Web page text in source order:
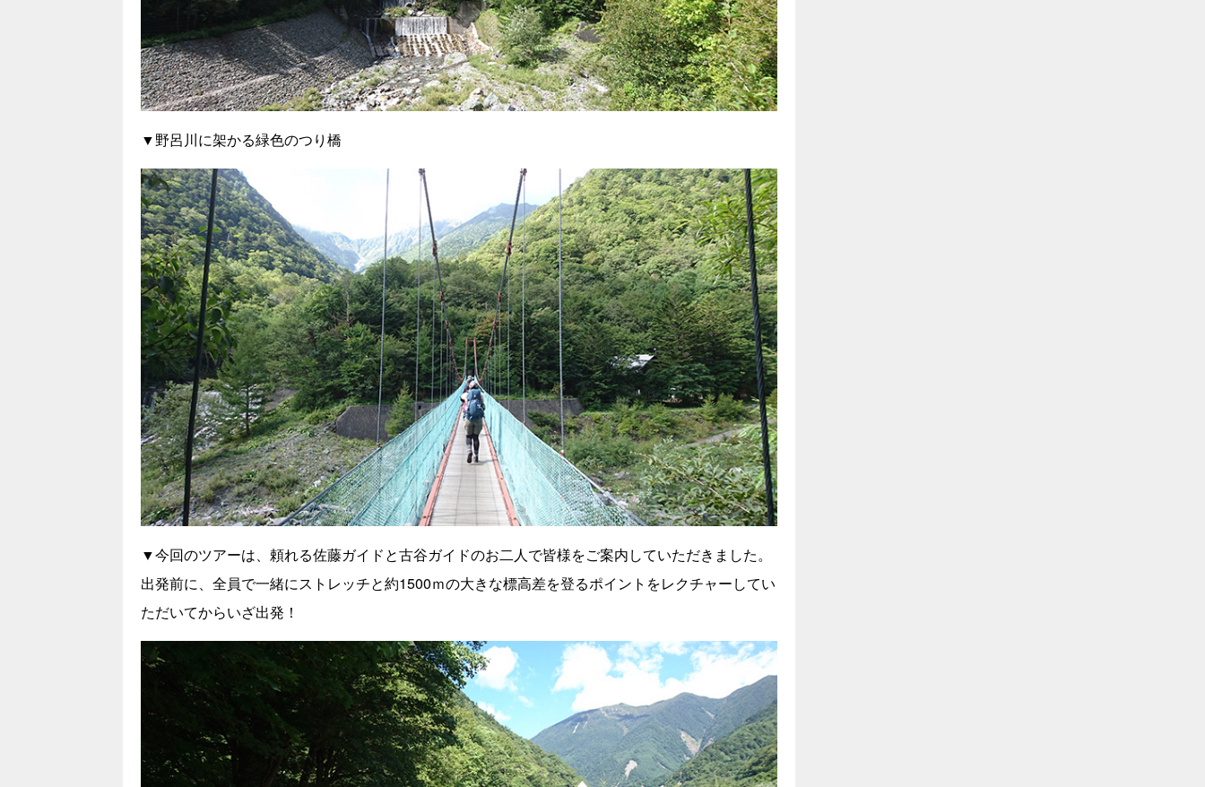
▼野呂川に架かる緑色のつり橋
▼今回のツアーは、頼れる佐藤ガイドと古谷ガイドのお二人で皆様をご案内していただきました。
出発前に、全員で一緒にストレッチと約1500ｍの大きな標高差を登るポイントをレクチャーしてい
ただいてからいざ出発！